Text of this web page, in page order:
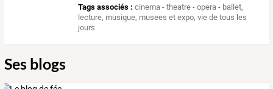
Tags associés : cinema - theatre - opera - ballet,
lecture, musique, musees et expo,vie de tous les
jours
Ses blogs